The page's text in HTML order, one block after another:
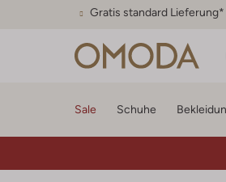
Gratis standard Lieferung*
Sale Schuhe